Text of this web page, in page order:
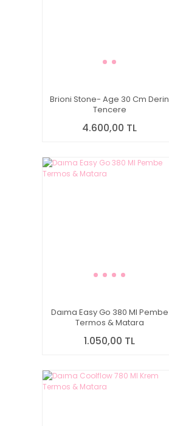
Brioni Stone- Age 30 Cm Derin
Tencere
4.600,00 TL
Daıma Easy Go 380 Ml Pembe
Termos & Matara
1.050,00 TL